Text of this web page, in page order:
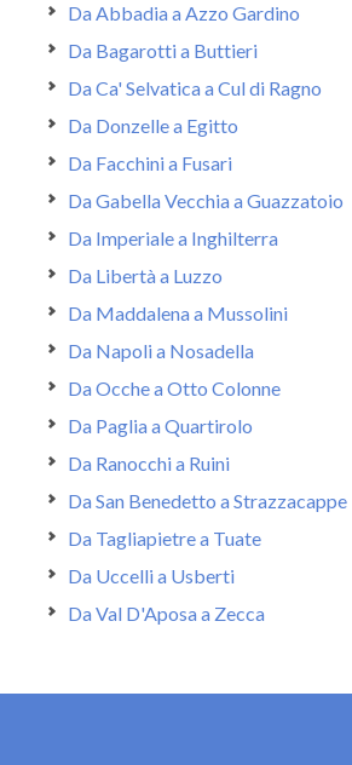
Da Abbadia a Azzo Gardino
Da Bagarotti a Buttieri
Da Ca' Selvatica a Cul di Ragno
Da Donzelle a Egitto
Da Facchini a Fusari
Da Gabella Vecchia a Guazzatoio
Da Imperiale a Inghilterra
Da Libertà a Luzzo
Da Maddalena a Mussolini
Da Napoli a Nosadella
Da Ocche a Otto Colonne
Da Paglia a Quartirolo
Da Ranocchi a Ruini
Da San Benedetto a Strazzacappe
Da Tagliapietre a Tuate
Da Uccelli a Usberti
Da Val D'Aposa a Zecca